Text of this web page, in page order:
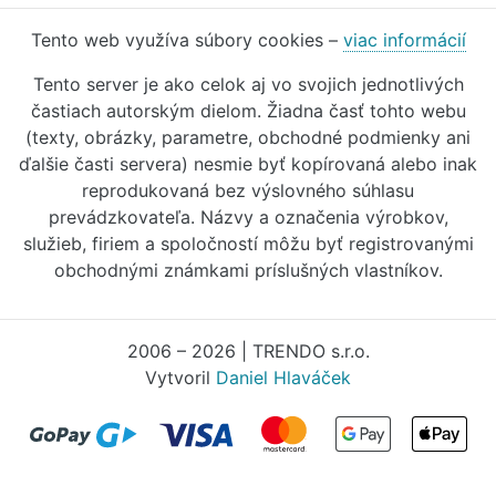
Tento web využíva súbory cookies – viac informácií
Tento server je ako celok aj vo svojich jednotlivých
častiach autorským dielom. Žiadna časť tohto webu
(texty, obrázky, parametre, obchodné podmienky ani
ďalšie časti servera) nesmie byť kopírovaná alebo inak
reprodukovaná bez výslovného súhlasu
prevádzkovateľa. Názvy a označenia výrobkov,
služieb, firiem a spoločností môžu byť registrovanými
obchodnými známkami príslušných vlastníkov.
2006 – 2026 | TRENDO s.r.o.
Vytvoril Daniel Hlaváček